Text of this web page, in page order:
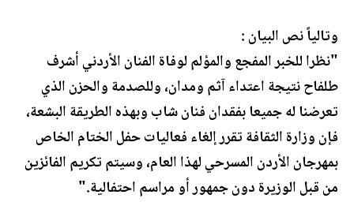
وتالياً نص البيان :
"نظرا للخبر المفجع والمؤلم لوفاة الفنان الأردني أشرف
طلفاح نتيجة اعتداء آثم ومدان، وللصدمة والحزن الذي
تعرضنا له جميعا بفقدان فنان شاب وبهذه الطريقة البشعة،
فإن وزارة الثقافة تقرر إلغاء فعاليات حفل الختام الخاص
بمهرجان الأردن المسرحي لهذا العام، وسيتم تكريم الفائزين
من قبل الوزيرة دون جمهور أو مراسم احتفالية."